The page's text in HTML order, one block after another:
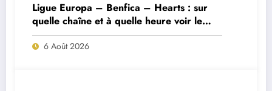
Ligue Europa – Benfica – Hearts : sur
quelle chaîne et à quelle heure voir le
match ?
6 Août 2026